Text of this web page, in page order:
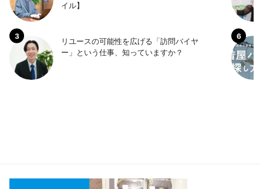
イル】
リユースの可能性を広げる「訪問バイヤ
ー」という仕事、知っていますか？